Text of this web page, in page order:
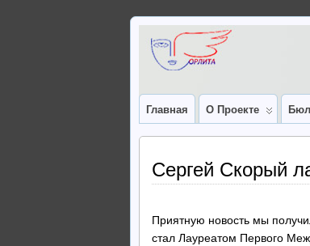
Главная О Проекте
Сергей Скорый
Приятную новость мы
стал Лауреатом Первого